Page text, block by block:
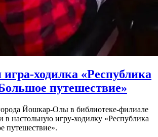
ходилка «Республика
путешествие»
Йошкар-Олы в библиотеке-филиале
в настольную игру-ходилку «Республика
путешествие».